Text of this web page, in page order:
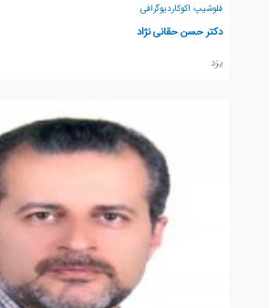
فلوشیپ اکوکاردیوگرافی
دکتر حسن حقانی نژاد
يزد